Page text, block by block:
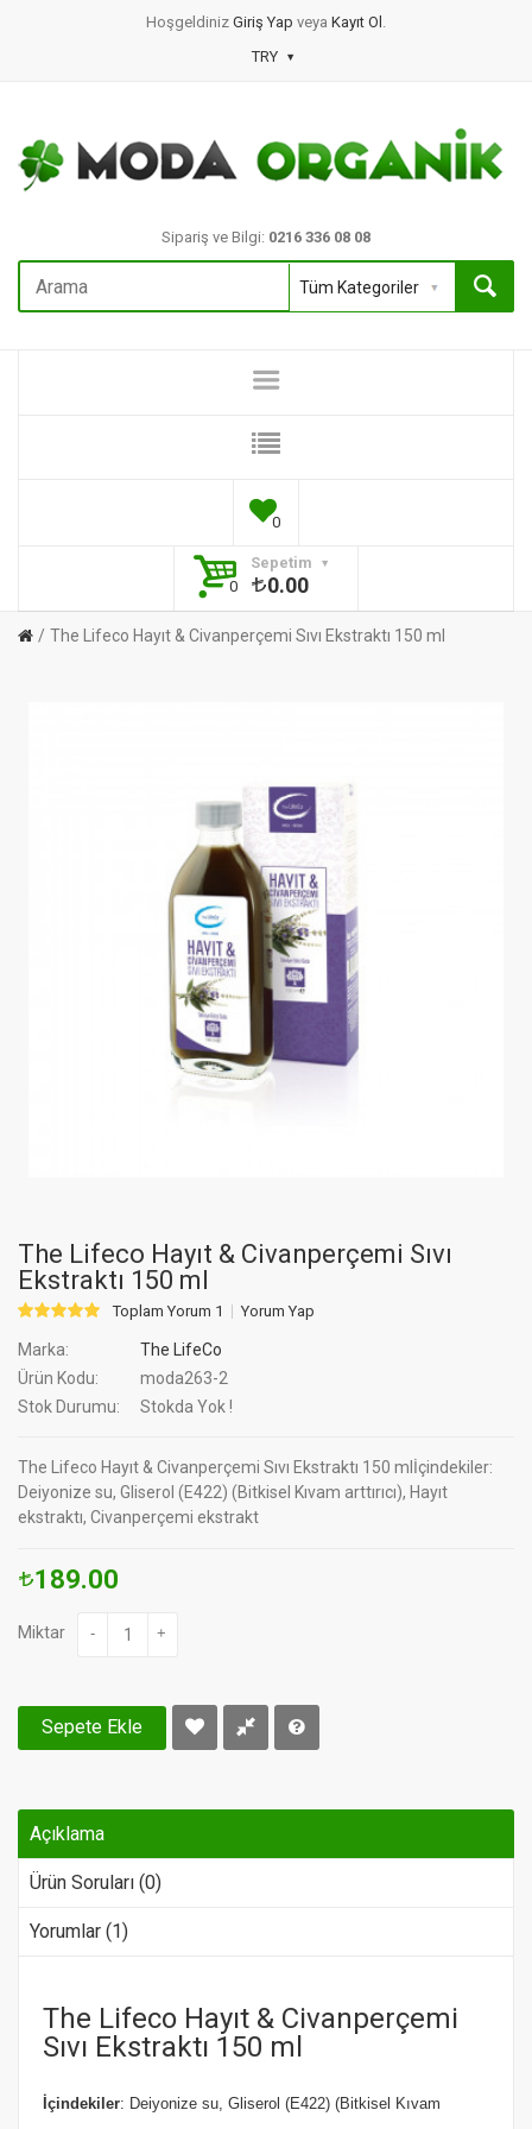
Hoşgeldiniz Giriş Yap veya Kayıt Ol .
TRY
Sipariş ve Bilgi: 0216 336 08 08
0
Sepetim
0
0.00
The Lifeco Hayıt & Civanperçemi Sıvı Ekstraktı 150 ml
The Lifeco Hayıt & Civanperçemi Sıvı
Ekstraktı 150 ml
Toplam Yorum 1 Yorum Yap
Marka:
The LifeCo
Ürün Kodu:
moda263-2
Stok Durumu:
Stokda Yok !
The Lifeco Hayıt & Civanperçemi Sıvı Ekstraktı 150 mlİçindekiler:
Deiyonize su, Gliserol (E422) (Bitkisel Kıvam arttırıcı), Hayıt
ekstraktı, Civanperçemi ekstrakt
189.00
Miktar - +
Sepete Ekle
Açıklama
Ürün Soruları (0)
Yorumlar (1)
The Lifeco Hayıt & Civanperçemi
Sıvı Ekstraktı 150 ml
İçindekiler: Deiyonize su, Gliserol (E422) (Bitkisel Kıvam